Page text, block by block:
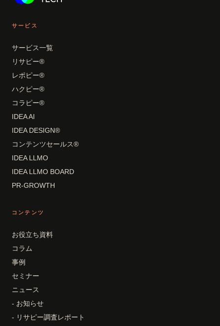
サービス
サービス一覧
リサピー®
レポピー®
ハクピー®
コラピー®
IDEA AI
IDEA DESIGN®
コンテンツセールス®
IDEA LLMO
IDEA LLMO BOARD
PR-GROWTH
コンテンツ
お役立ち資料
コラム
事例
セミナー
ニュース
- お知らせ
- リサピー調査レポート